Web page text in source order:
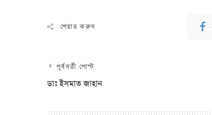
শেয়ার করুন
পূর্ববর্তী পোস্ট
ডাঃ ইসমাত জাহান